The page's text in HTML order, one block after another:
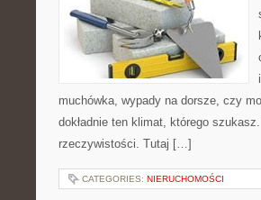
muchówka, wypady na dorsze, czy
dokładnie ten klimat, którego
rzeczywistości. Tutaj […]
CATEGORIES: NIERUCHOMOŚCI